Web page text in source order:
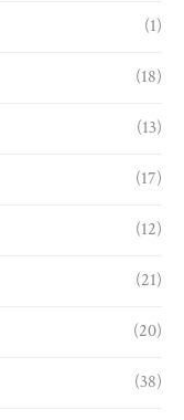
(1)
(18)
(13)
(17)
(12)
(21)
(20)
(38)